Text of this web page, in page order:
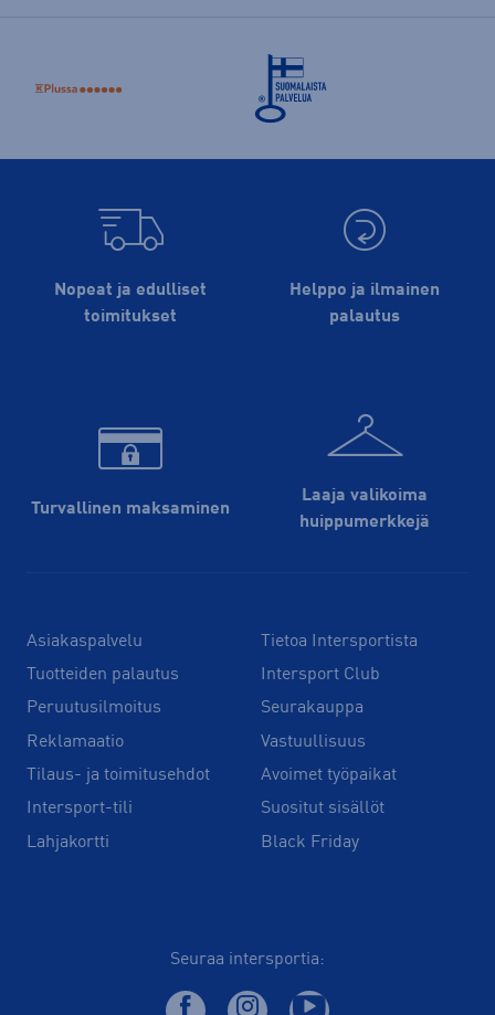
Nopeat ja edulliset
toimitukset
Helppo ja ilmainen
palautus
Turvallinen maksaminen
Laaja valikoima
huippu­merkkejä
Asiakaspalvelu
Tuotteiden palautus
Peruutusilmoitus
Reklamaatio
Tilaus- ja toimitusehdot
Intersport-tili
Lahjakortti
Tietoa Intersportista
Intersport Club
Seurakauppa
Vastuullisuus
Avoimet työpaikat
Suositut sisällöt
Black Friday
Seuraa intersportia: